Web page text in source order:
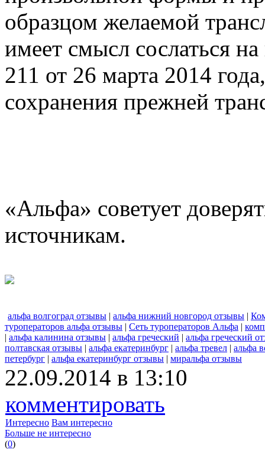
образцом желаемой
имеет смысл сослаться
211 от 26 марта 2014
сохранения прежней
«Альфа» советует
источникам.
альфа волгоград отзывы | альфа нижний новгород отзывы |
туроператоров альфа отзывы | Сеть туроператоров Альфа |
| альфа калинина отзывы | альфа греческий | альфа греческий
полтавская отзывы | альфа екатеринбург | альфа тревел | альфа
петербург | альфа екатеринбург отзывы | миральфа отзывы
22.09.2014 в 13:10
комментировать
Интересно Вам интересно
Больше не интересно
(0)